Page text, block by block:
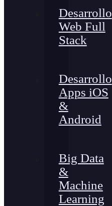
Desarrollo
Web Full
Stack
Desarrollo
Apps iOS
&
Android
Big Data
&
Machine
Learning